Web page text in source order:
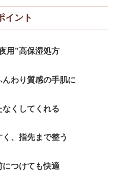
イント
用”高保湿処方
わり質感の手肌に
くしてくれる
、指先まで整う
つけても快適